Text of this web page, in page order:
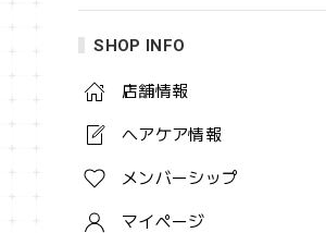
SHOP INFO
店舗情報
ヘアケア情報
メンバーシップ
マイページ